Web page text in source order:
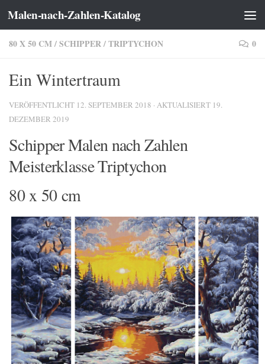
Zum Inhalt springen
Malen-nach-Zahlen-Katalog
80 X 50 CM/SCHIPPER/TRIPTYCHON 0
Ein Wintertraum
VERÖFFENTLICHT 12. SEPTEMBER 2018 · AKTUALISIERT 19.
DEZEMBER 2019
Schipper Malen nach Zahlen
Meisterklasse Triptychon
80 x 50 cm